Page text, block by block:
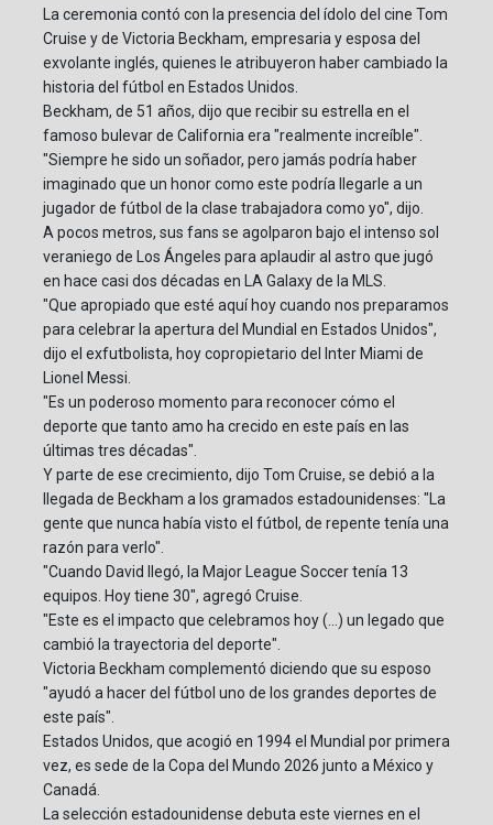
La ceremonia contó con la presencia del ídolo del cine Tom
Cruise y de Victoria Beckham, empresaria y esposa del
exvolante inglés, quienes le atribuyeron haber cambiado la
historia del fútbol en Estados Unidos.
Beckham, de 51 años, dijo que recibir su estrella en el
famoso bulevar de California era "realmente increíble".
"Siempre he sido un soñador, pero jamás podría haber
imaginado que un honor como este podría llegarle a un
jugador de fútbol de la clase trabajadora como yo", dijo.
A pocos metros, sus fans se agolparon bajo el intenso sol
veraniego de Los Ángeles para aplaudir al astro que jugó
en hace casi dos décadas en LA Galaxy de la MLS.
"Que apropiado que esté aquí hoy cuando nos preparamos
para celebrar la apertura del Mundial en Estados Unidos",
dijo el exfutbolista, hoy copropietario del Inter Miami de
Lionel Messi.
"Es un poderoso momento para reconocer cómo el
deporte que tanto amo ha crecido en este país en las
últimas tres décadas".
Y parte de ese crecimiento, dijo Tom Cruise, se debió a la
llegada de Beckham a los gramados estadounidenses: "La
gente que nunca había visto el fútbol, de repente tenía una
razón para verlo".
"Cuando David llegó, la Major League Soccer tenía 13
equipos. Hoy tiene 30", agregó Cruise.
"Este es el impacto que celebramos hoy (...) un legado que
cambió la trayectoria del deporte".
Victoria Beckham complementó diciendo que su esposo
"ayudó a hacer del fútbol uno de los grandes deportes de
este país".
Estados Unidos, que acogió en 1994 el Mundial por primera
vez, es sede de la Copa del Mundo 2026 junto a México y
Canadá.
La selección estadounidense debuta este viernes en el